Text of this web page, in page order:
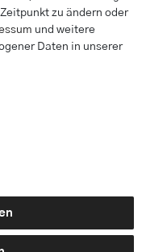
zu ändern oder
und weitere
Daten in unserer
Team.